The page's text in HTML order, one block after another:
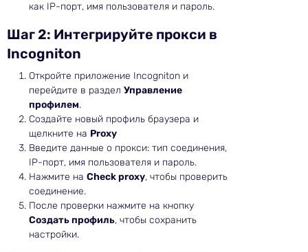
как IP-порт, имя пользователя и пароль.
Шаг 2: Интегрируйте прокси в
Incogniton
Откройте приложение Incogniton и
перейдите в раздел Управление
профилем.
Создайте новый профиль браузера и
щелкните на Proxy
Введите данные о прокси: тип соединения,
IP-порт, имя пользователя и пароль.
Нажмите на Check proxy, чтобы проверить
соединение.
После проверки нажмите на кнопку
Создать профиль, чтобы сохранить
настройки.